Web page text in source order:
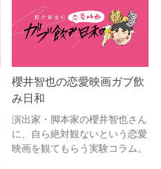
櫻井智也の恋愛映画ガブ飲
み日和
演出家・脚本家の櫻井智也さん
に、自ら絶対観ないという恋愛
映画を観てもらう実験コラム。